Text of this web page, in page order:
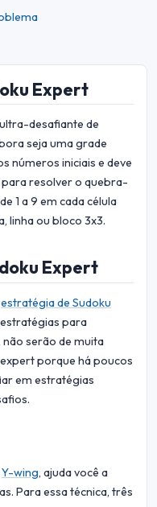
Expert
desafiante de
seja uma grade
números iniciais e deve
resolver o quebra-
1 a 9 em cada célula
linha ou bloco 3x3.
Expert
estratégia de Sudoku
para
serão de muita
porque há poucos
em estratégias
Y-wing, ajuda você a
Para essa técnica, três